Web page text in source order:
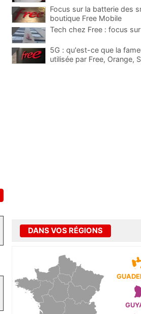
Focus sur la batterie des
boutique Free Mobile
Tech chez Free : focus
5G : qu'est-ce que la
utilisée par Free, Orange,
DANS VOS RÉGIONS